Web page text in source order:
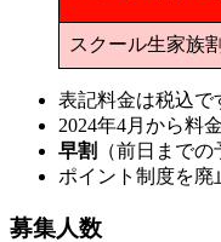
スクール生家族
表記料金は税込で
2024年4月から料
早割
（前日まで
ポイント制度を廃
募集人数